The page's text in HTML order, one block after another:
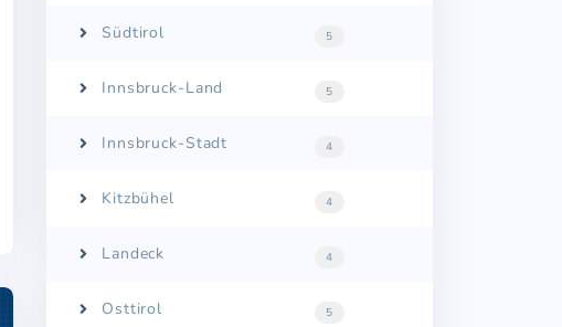
Südtirol 5
Innsbruck-Land 5
Innsbruck-Stadt 4
Kitzbühel 4
Landeck 4
Osttirol 5